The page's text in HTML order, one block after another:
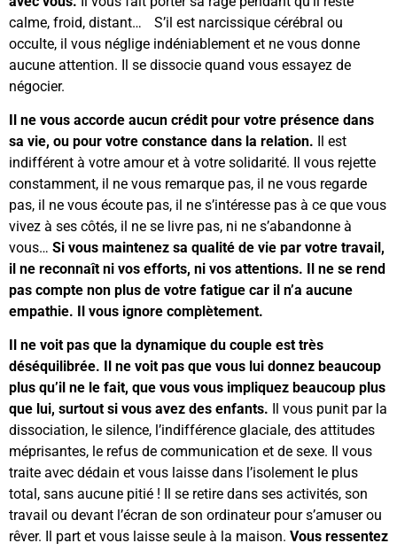
calme, froid, distant… S’il est narcissique cérébral ou
occulte, il vous néglige indéniablement et ne vous donne
aucune attention. Il se dissocie quand vous essayez de
négocier.
Il ne vous accorde aucun crédit pour votre présence dans
sa vie, ou pour votre constance dans la relation. Il est
indifférent à votre amour et à votre solidarité. Il vous rejette
constamment, il ne vous remarque pas, il ne vous regarde
pas, il ne vous écoute pas, il ne s’intéresse pas à ce que vous
vivez à ses côtés, il ne se livre pas, ni ne s’abandonne à
vous… Si vous maintenez sa qualité de vie par votre travail,
il ne reconnaît ni vos efforts, ni vos attentions. Il ne se rend
pas compte non plus de votre fatigue car il n’a aucune
empathie. Il vous ignore complètement.
Il ne voit pas que la dynamique du couple est très
déséquilibrée.
Il ne voit pas que vous lui donnez beaucoup
plus qu’il ne le fait, que vous vous impliquez beaucoup plus
que lui, surtout si vous avez des enfants. Il vous punit par la
dissociation, le silence, l’indifférence glaciale, des attitudes
méprisantes, le refus de communication et de sexe. Il vous
traite avec dédain et vous laisse dans l’isolement le plus
total, sans aucune pitié ! Il se retire dans ses activités, son
travail ou devant l’écran de son ordinateur pour s’amuser ou
rêver. Il part et vous laisse seule à la maison. Vous ressentez